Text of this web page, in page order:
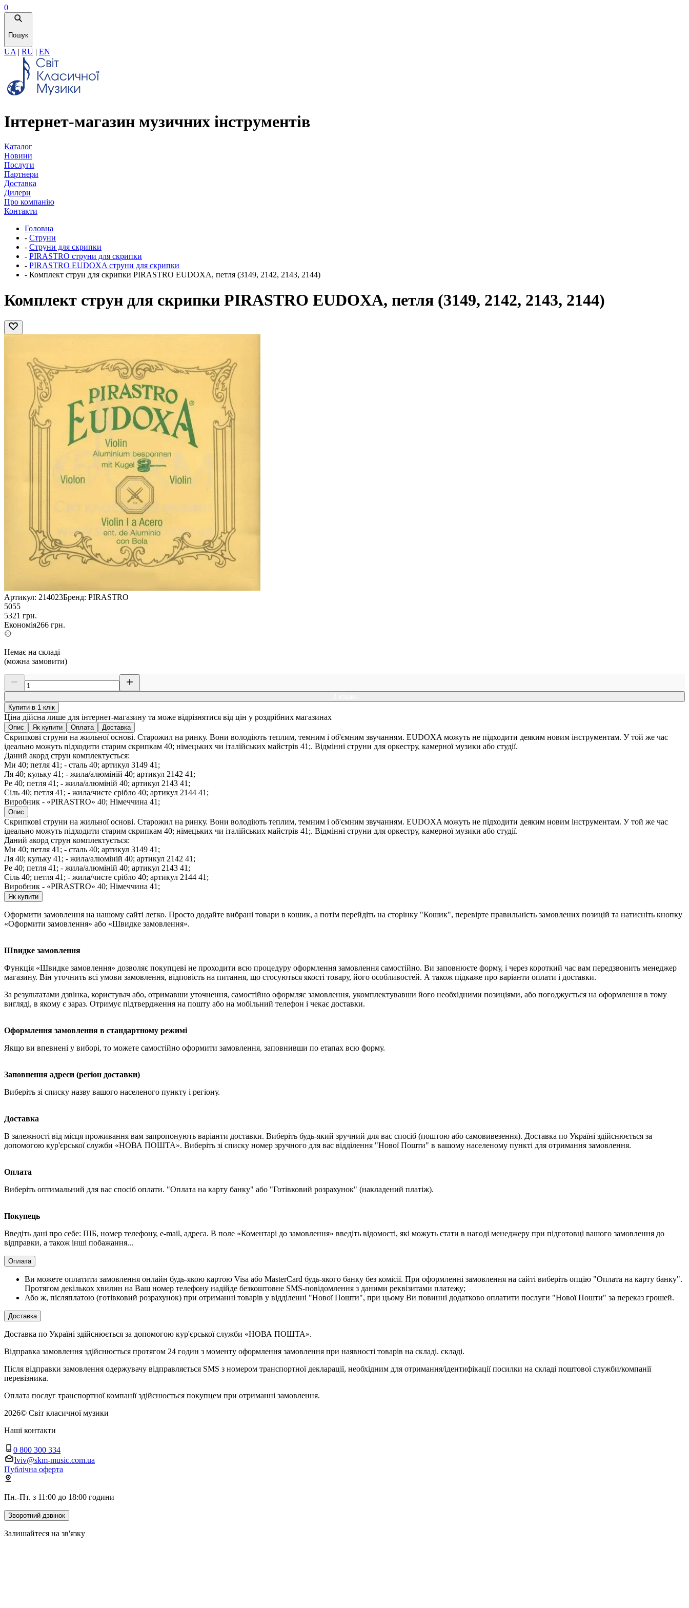
0
Пошук
UA | RU | EN
Інтернет-магазин музичних інструментів
Каталог
Новини
Послуги
Партнери
Доставка
Дилери
Про компанію
Контакти
Головна
- Струни
- Струни для скрипки
- PIRASTRO струни для скрипки
- PIRASTRO EUDOXA струни для скрипки
- Комплект струн для скрипки PIRASTRO EUDOXA, петля (3149, 2142, 2143, 2144)
Комплект струн для скрипки PIRASTRO EUDOXA, петля (3149, 2142, 2143, 2144)
Артикул: 214023Бренд: PIRASTRO
5055
5321 грн.
Економія266 грн.
Немає на складі
(можна замовити)
Купити в 1 клік
Ціна дійсна лише для інтернет-магазину та може відрізнятися від цін у роздрібних магазинах
Опис Як купити Оплата Доставка
Скрипкові струни на жильної основі. Старожил на ринку. Вони володіють теплим, темним і об'ємним звучанням. EUDOXA можуть не підходити деяким новим інструментам. У той же час
ідеально можуть підходити старим скрипкам 40; німецьких чи італійських майстрів 41;. Відмінні струни для оркестру, камерної музики або студії.
Даний акорд струн комплектується:
Ми 40; петля 41; - сталь 40; артикул 3149 41;
Ля 40; кульку 41; - жила/алюміній 40; артикул 2142 41;
Ре 40; петля 41; - жила/алюміній 40; артикул 2143 41;
Сіль 40; петля 41; - жила/чисте срібло 40; артикул 2144 41;
Виробник - «PIRASTRO» 40; Німеччина 41;
Опис
Скрипкові струни на жильної основі. Старожил на ринку. Вони володіють теплим, темним і об'ємним звучанням. EUDOXA можуть не підходити деяким новим інструментам. У той же час
ідеально можуть підходити старим скрипкам 40; німецьких чи італійських майстрів 41;. Відмінні струни для оркестру, камерної музики або студії.
Даний акорд струн комплектується:
Ми 40; петля 41; - сталь 40; артикул 3149 41;
Ля 40; кульку 41; - жила/алюміній 40; артикул 2142 41;
Ре 40; петля 41; - жила/алюміній 40; артикул 2143 41;
Сіль 40; петля 41; - жила/чисте срібло 40; артикул 2144 41;
Виробник - «PIRASTRO» 40; Німеччина 41;
Як купити
Оформити замовлення на нашому сайті легко. Просто додайте вибрані товари в кошик, а потім перейдіть на сторінку "Кошик", перевірте правильність замовлених позицій та натисніть кнопку
«Оформити замовлення» або «Швидке замовлення».
Швидке замовлення
Функція «Швидке замовлення» дозволяє покупцеві не проходити всю процедуру оформлення замовлення самостійно. Ви заповнюєте форму, і через короткий час вам передзвонить менеджер
магазину. Він уточнить всі умови замовлення, відповість на питання, що стосуються якості товару, його особливостей. А також підкаже про варіанти оплати і доставки.
За результатами дзвінка, користувач або, отримавши уточнення, самостійно оформляє замовлення, укомплектувавши його необхідними позиціями, або погоджується на оформлення в тому
вигляді, в якому є зараз. Отримує підтвердження на пошту або на мобільний телефон і чекає доставки.
Оформлення замовлення в стандартному режимі
Якщо ви впевнені у виборі, то можете самостійно оформити замовлення, заповнивши по етапах всю форму.
Заповнення адреси (регіон доставки)
Виберіть зі списку назву вашого населеного пункту і регіону.
Доставка
В залежності від місця проживання вам запропонують варіанти доставки. Виберіть будь-який зручний для вас спосіб (поштою або самовивезення). Доставка по Україні здійснюється за
допомогою кур'єрської служби «НОВА ПОШТА». Виберіть зі списку номер зручного для вас відділення "Нової Пошти" в вашому населеному пункті для отримання замовлення.
Оплата
Виберіть оптимальний для вас спосіб оплати. "Оплата на карту банку" або "Готівковий розрахунок" (накладений платіж).
Покупець
Введіть дані про себе: ПІБ, номер телефону, e-mail, адреса. В поле «Коментарі до замовлення» введіть відомості, які можуть стати в нагоді менеджеру при підготовці вашого замовлення до
відправки, а також інші побажання...
Оплата
Ви можете оплатити замовлення онлайн будь-якою картою Visa або MasterCard будь-якого банку без комісії. При оформленні замовлення на сайті виберіть опцію "Оплата на карту банку".
Протягом декількох хвилин на Ваш номер телефону надійде безкоштовне SMS-повідомлення з даними реквізитами платежу;
Або ж, післяплатою (готівковий розрахунок) при отриманні товарів у відділенні "Нової Пошти", при цьому Ви повинні додатково оплатити послуги "Нової Пошти" за переказ грошей.
Доставка
Доставка по Україні здійснюється за допомогою кур'єрської служби «НОВА ПОШТА».
Відправка замовлення здійснюється протягом 24 годин з моменту оформлення замовлення при наявності товарів на складі. складі.
Після відправки замовлення одержувачу відправляється SMS з номером транспортної декларації, необхідним для отримання/ідентифікації посилки на складі поштової служби/компанії
перевізника.
Оплата послуг транспортної компанії здійснюється покупцем при отриманні замовлення.
2026© Світ класичної музики
Наші контакти
0 800 300 334
lviv@skm-music.com.ua
Публічна оферта
Пн.-Пт. з 11:00 до 18:00 години
Зворотний дзвінок
Залишайтеся на зв'язку